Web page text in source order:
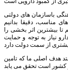
باسازمان های دولتی
مناسب، دقیقا بدانیم
تا بیشترین اثر بخشی را
نیاز به توجه و حمایت
هدف اصلی ما که تامین